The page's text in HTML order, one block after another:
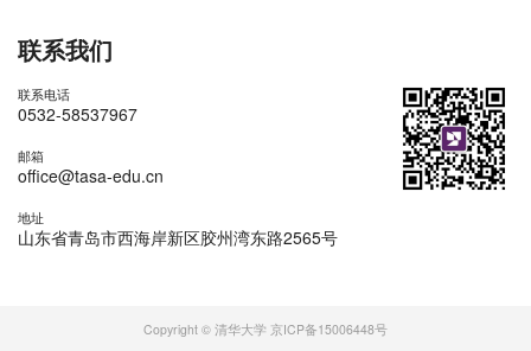
联系我们
联系电话
0532-58537967
邮箱
office@tasa-edu.cn
地址
山东省青岛市西海岸新区胶州湾东路2565号
Copyright © 清华大学 京ICP备15006448号